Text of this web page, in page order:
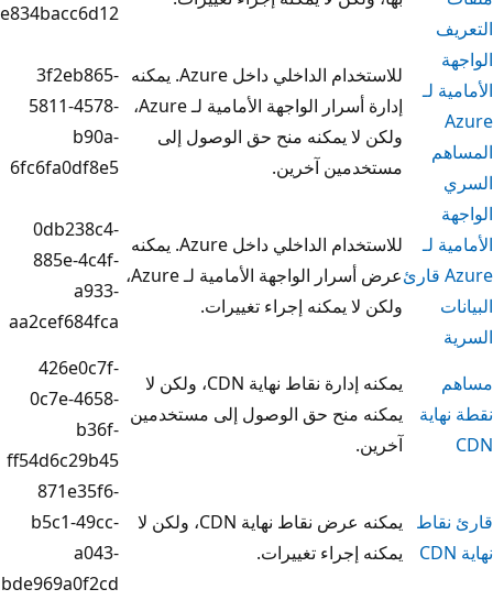
e834bacc6d12
للاستخدام الداخلي داخل Azure. يمكنه
إدارة أسرار الواجهة الأمامية لـ Azure،
يمكنه منح حق الوصول إلى
آخرين.
3f2eb865-
5811-4578-
b90a-
للاستخدام الداخلي داخل Azure. يمكنه
عرض أسرار الواجهة الأمامية لـ Azure،
يمكنه إجراء تغييرات.
885e-4c4f-
a933-
aa2cef684fca
يمكنه إدارة نقاط نهاية CDN، ولكن لا
منح حق الوصول إلى مستخدمين
0c7e-4658-
b36f-
يمكنه عرض نقاط نهاية CDN، ولكن لا
تغييرات.
b5c1-49cc-